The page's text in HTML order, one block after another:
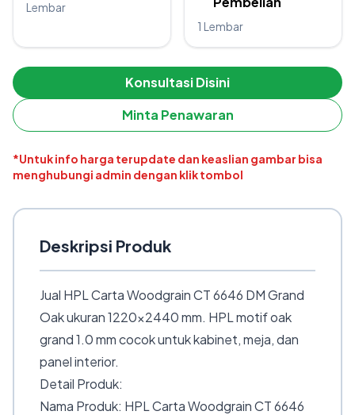
Lembar
1 Lembar
Konsultasi Disini
Minta Penawaran
*Untuk info harga terupdate dan keaslian gambar bisa
menghubungi admin dengan klik tombol
Deskripsi Produk
Jual HPL Carta Woodgrain CT 6646 DM Grand
Oak ukuran 1220×2440 mm. HPL motif oak
grand 1.0 mm cocok untuk kabinet, meja, dan
panel interior.
Detail Produk:
Nama Produk: HPL Carta Woodgrain CT 6646